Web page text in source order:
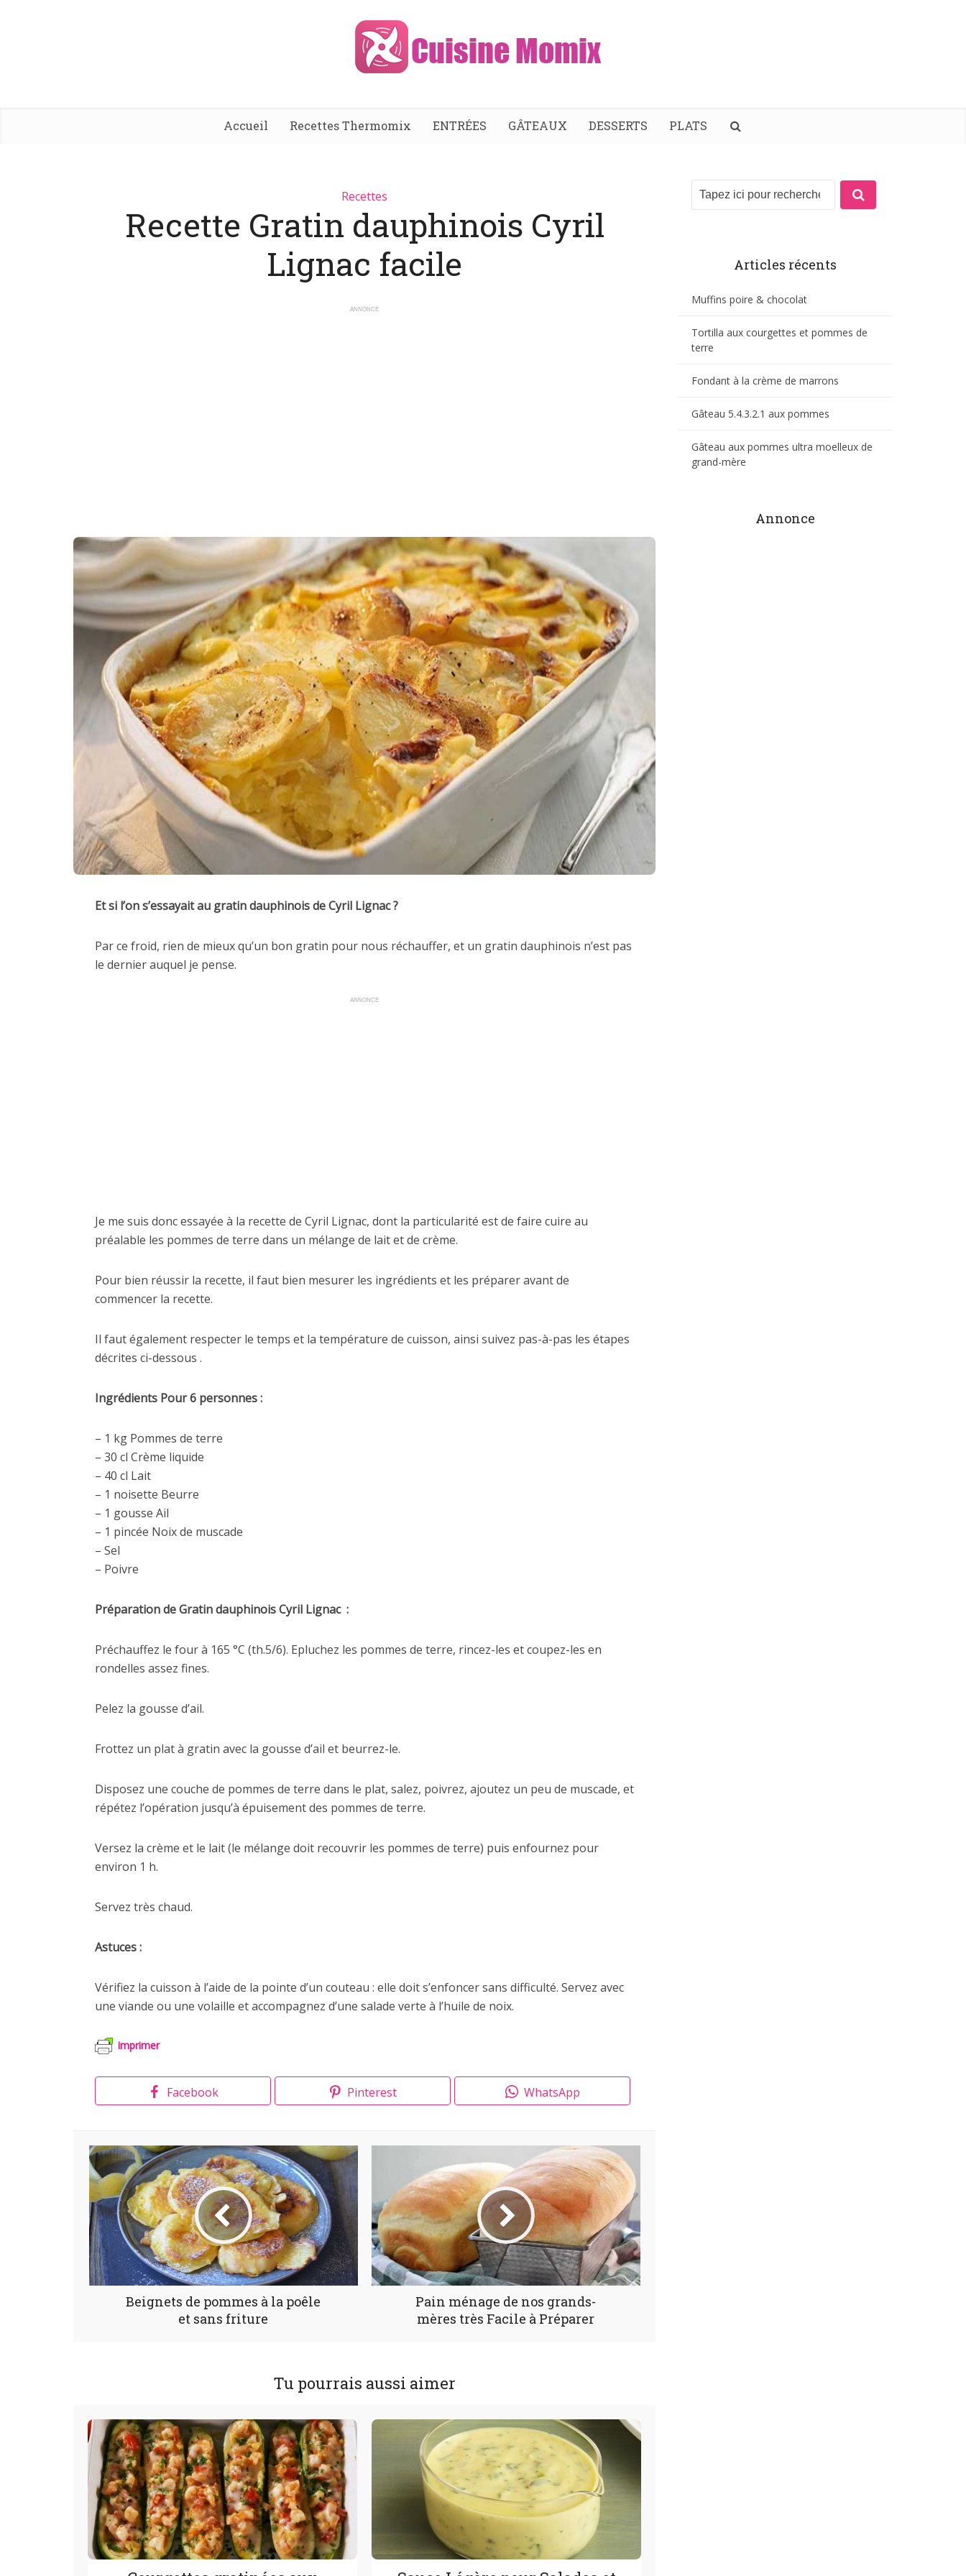
Accueil Recettes Thermomix ENTRÉES GÂTEAUX DESSERTS PLATS
Recettes
Recette Gratin dauphinois Cyril
Lignac facile
ANNONCE
Et si l’on s’essayait au gratin dauphinois de Cyril Lignac ?
Par ce froid, rien de mieux qu’un bon gratin pour nous réchauffer, et un gratin dauphinois n’est pas
le dernier auquel je pense.
ANNONCE
Je me suis donc essayée à la recette de Cyril Lignac, dont la particularité est de faire cuire au
préalable les pommes de terre dans un mélange de lait et de crème.
Pour bien réussir la recette, il faut bien mesurer les ingrédients et les préparer avant de
commencer la recette.
Il faut également respecter le temps et la température de cuisson, ainsi suivez pas-à-pas les étapes
décrites ci-dessous .
Ingrédients Pour 6 personnes :
– 1 kg Pommes de terre
– 30 cl Crème liquide
– 40 cl Lait
– 1 noisette Beurre
– 1 gousse Ail
– 1 pincée Noix de muscade
– Sel
– Poivre
Préparation de Gratin dauphinois Cyril Lignac :
Préchauffez le four à 165 °C (th.5/6). Epluchez les pommes de terre, rincez-les et coupez-les en
rondelles assez fines.
Pelez la gousse d’ail.
Frottez un plat à gratin avec la gousse d’ail et beurrez-le.
Disposez une couche de pommes de terre dans le plat, salez, poivrez, ajoutez un peu de muscade, et
répétez l’opération jusqu’à épuisement des pommes de terre.
Versez la crème et le lait (le mélange doit recouvrir les pommes de terre) puis enfournez pour
environ 1 h.
Servez très chaud.
Astuces :
Vérifiez la cuisson à l’aide de la pointe d’un couteau : elle doit s’enfoncer sans difficulté. Servez avec
une viande ou une volaille et accompagnez d’une salade verte à l’huile de noix.
Imprimer
Facebook Pinterest WhatsApp
Beignets de pommes à la poêle
et sans friture
Pain ménage de nos grands-
mères très Facile à Préparer
Tu pourrais aussi aimer
Articles récents
Muffins poire & chocolat
Tortilla aux courgettes et pommes de
terre
Fondant à la crème de marrons
Gâteau 5.4.3.2.1 aux pommes
Gâteau aux pommes ultra moelleux de
grand-mère
Annonce